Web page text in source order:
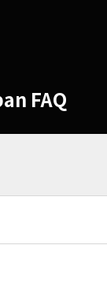
FAQ